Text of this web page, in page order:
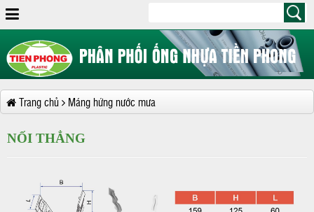
Trang chủ Máng hứng nước mưa
NỐI THẲNG